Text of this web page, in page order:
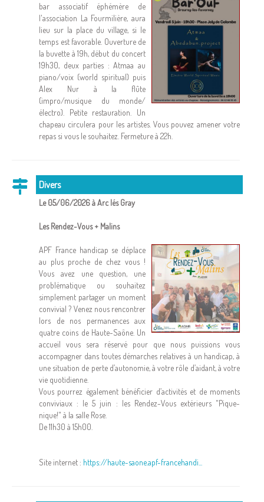
bar associatif éphémère de
l'association La Fourmilière, aura
lieu sur la place du village, si le
temps est favorable. Ouverture de
la buvette à 19h, début du concert
19h30, deux parties : Atmaa au
piano/voix (world spiritual) puis
Alex Nur à la flûte
(impro/musique du monde/
électro). Petite restauration. Un
chapeau circulera pour les artistes. Vous pouvez amener votre
repas si vous le souhaitez. Fermeture à 22h.
Divers
Le 05/06/2026 à Arc lés Gray
Les Rendez-Vous + Malins
APF France handicap se déplace
au plus proche de chez vous !
Vous avez une question, une
problématique ou souhaitez
simplement partager un moment
convivial ? Venez nous rencontrer
lors de nos permanences aux
quatre coins de Haute-Saône. Un
accueil vous sera réservé pour que nous puissions vous
accompagner dans toutes démarches relatives à un handicap, à
une situation de perte d’autonomie, à votre rôle d’aidant, à votre
vie quotidienne.
Vous pourrez également bénéficier d’activités et de moments
conviviaux : le 5 juin : les Rendez-Vous extérieurs "Pique-
nique!" à la salle Rose.
De 11h30 à 15h00.
Site internet : https://haute-saone.apf-francehandi...